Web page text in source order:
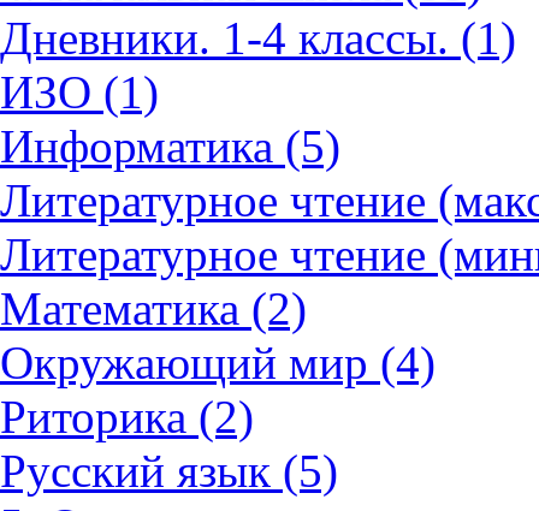
Дневники. 1-4 классы. (1)
ИЗО (1)
Информатика (5)
Литературное чтение
Литературное чтение
Математика (2)
Окружающий мир (4)
Риторика (2)
Русский язык (5)